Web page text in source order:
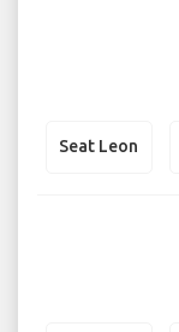
Seat Leon